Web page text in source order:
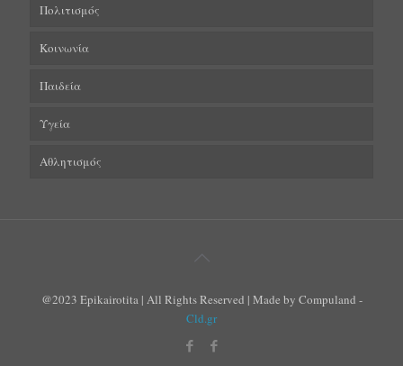
Πολιτισμός
Κοινωνία
Παιδεία
Υγεία
Αθλητισμός
@2023 Epikairotita | All Rights Reserved | Made by Compuland -
Cld.gr